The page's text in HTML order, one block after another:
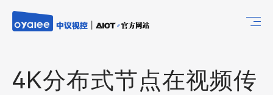
4K分布式节点在视频传